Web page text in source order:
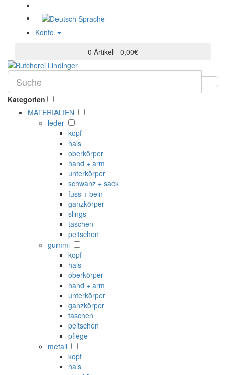
Sprache
Konto
0 Artikel - 0,00€
Kategorien
MATERIALIEN
leder
kopf
hals
oberkörper
hand + arm
unterkörper
schwanz + sack
fuss + bein
ganzkörper
slings
taschen
peitschen
gummi
kopf
hals
oberkörper
hand + arm
unterkörper
ganzkörper
taschen
peitschen
pflege
metall
kopf
hals